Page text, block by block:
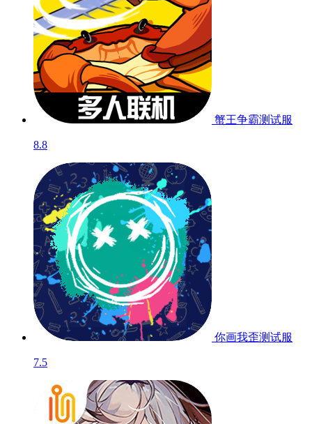
蟹王争霸测试服
8.8
你画我歪测试服
7.5